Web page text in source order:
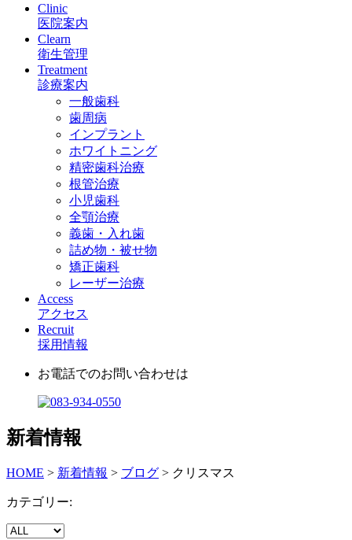
Clinic
医院案内
Clearn
衛生管理
Treatment
診療案内
一般歯科
歯周病
インプラント
ホワイトニング
精密歯科治療
根管治療
小児歯科
全顎治療
義歯・入れ歯
詰め物・被せ物
矯正歯科
レーザー治療
Access
アクセス
Recruit
採用情報
お電話でのお問い合わせは
新着情報
HOME > 新着情報 > ブログ > クリスマス
カテゴリー: